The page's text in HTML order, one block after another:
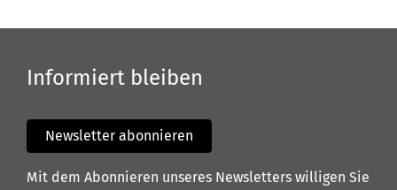
Informiert bleiben
Newsletter abonnieren
Mit dem Abonnieren unseres Newsletters willigen Sie